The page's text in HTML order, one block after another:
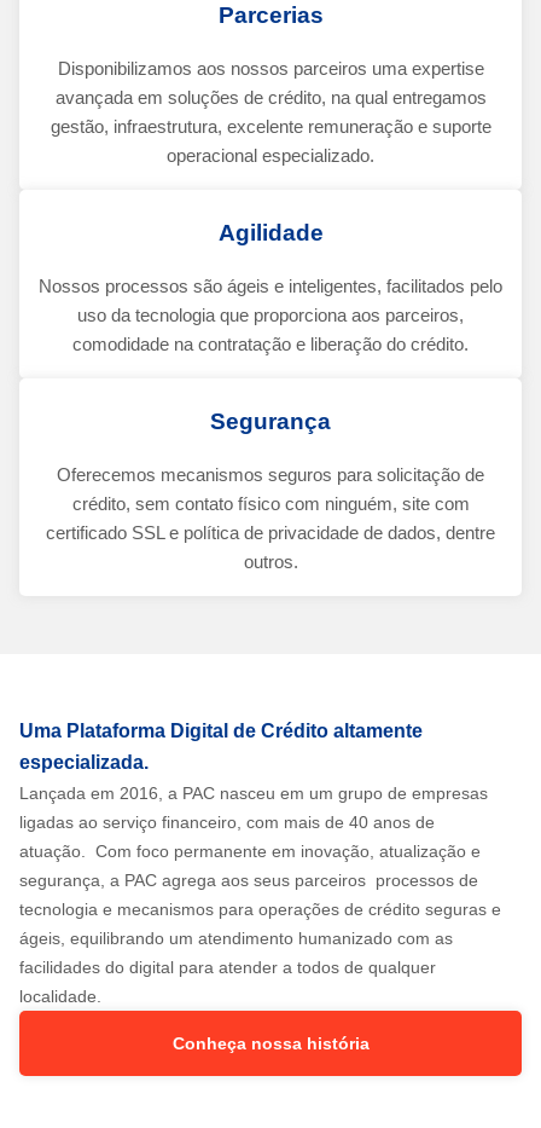
Parcerias
Disponibilizamos aos nossos parceiros uma expertise
avançada em soluções de crédito, na qual entregamos
gestão, infraestrutura, excelente remuneração e suporte
operacional especializado.
Agilidade
Nossos processos são ágeis e inteligentes, facilitados pelo
uso da tecnologia que proporciona aos parceiros,
comodidade na contratação e liberação do crédito.
Segurança
Oferecemos mecanismos seguros para solicitação de
crédito, sem contato físico com ninguém, site com
certificado SSL e política de privacidade de dados, dentre
outros.
Uma Plataforma Digital de Crédito altamente
especializada.
Lançada em 2016, a PAC nasceu em um grupo de empresas
ligadas ao serviço financeiro, com mais de 40 anos de
atuação. Com foco permanente em inovação, atualização e
segurança, a PAC agrega aos seus parceiros processos de
tecnologia e mecanismos para operações de crédito seguras e
ágeis, equilibrando um atendimento humanizado com as
facilidades do digital para atender a todos de qualquer
localidade.
Conheça nossa história